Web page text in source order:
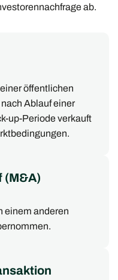
ab.
öffentlichen
Ablauf einer
up-Periode verkauft
(M&A)
einem anderen